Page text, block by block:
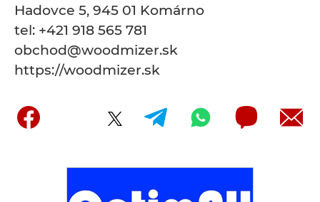
Hadovce 5, 945 01 Komárno
tel: +421 918 565 781
obchod@woodmizer.sk
https://woodmizer.sk